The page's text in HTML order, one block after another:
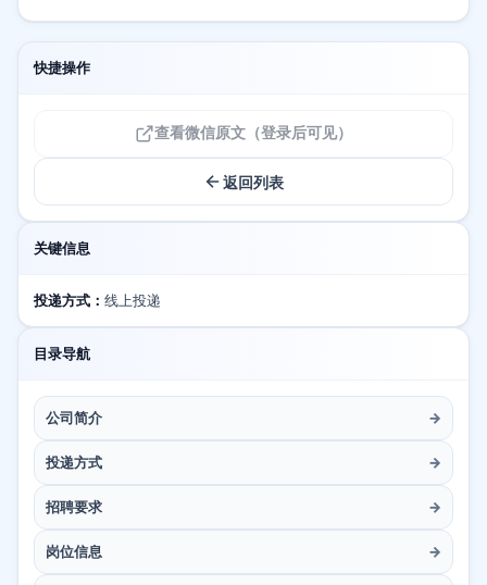
快捷操作
查看微信原文（登录后可见）
返回列表
关键信息
投递方式： 线上投递
目录导航
公司简介 →
投递方式 →
招聘要求 →
岗位信息 →